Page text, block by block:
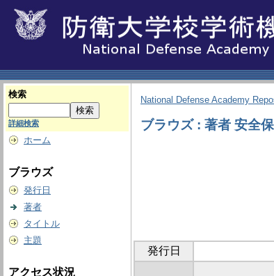
検索
詳細検索
ホーム
ブラウズ
発行日
著者
タイトル
主題
アクセス状況
National Defense Academy
ブラウズ : 著者 安全
発行日